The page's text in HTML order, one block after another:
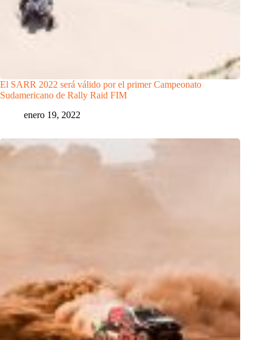
El SARR 2022 será válido por el primer Campeonato
Sudamericano de Rally Raid FIM
enero 19, 2022